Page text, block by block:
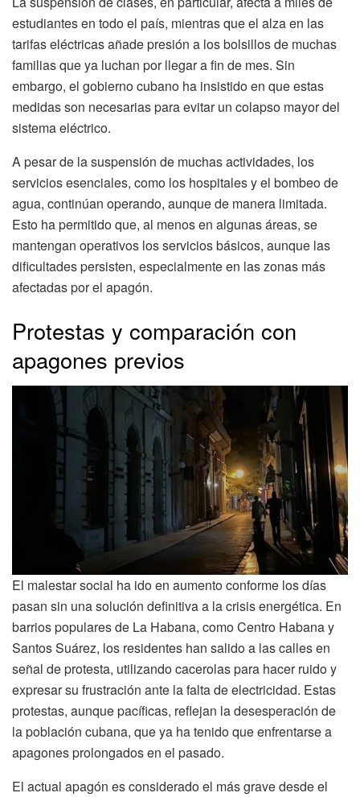
estudiantes en todo el país, mientras que el alza en las
tarifas eléctricas añade presión a los bolsillos de muchas
familias que ya luchan por llegar a fin de mes. Sin
embargo, el gobierno cubano ha insistido en que estas
medidas son necesarias para evitar un colapso mayor del
sistema eléctrico.
A pesar de la suspensión de muchas actividades, los
servicios esenciales, como los hospitales y el bombeo de
agua, continúan operando, aunque de manera limitada.
Esto ha permitido que, al menos en algunas áreas, se
mantengan operativos los servicios básicos, aunque las
dificultades persisten, especialmente en las zonas más
afectadas por el apagón.
Protestas y comparación con
apagones previos
El malestar social ha ido en aumento conforme los días
pasan sin una solución definitiva a la crisis energética. En
barrios populares de La Habana, como Centro Habana y
Santos Suárez, los residentes han salido a las calles en
señal de protesta, utilizando cacerolas para hacer ruido y
expresar su frustración ante la falta de electricidad. Estas
protestas, aunque pacíficas, reflejan la desesperación de
la población cubana, que ya ha tenido que enfrentarse a
apagones prolongados en el pasado.
El actual apagón es considerado el más grave desde el